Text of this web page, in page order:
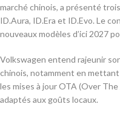
marché chinois, a présenté
ID.Aura, ID.Era et ID.Evo. Le
nouveaux modèles d’ici 2027
Volkswagen entend rajeunir
chinois, notamment en
les mises à jour OTA (Over
adaptés aux goûts locaux.